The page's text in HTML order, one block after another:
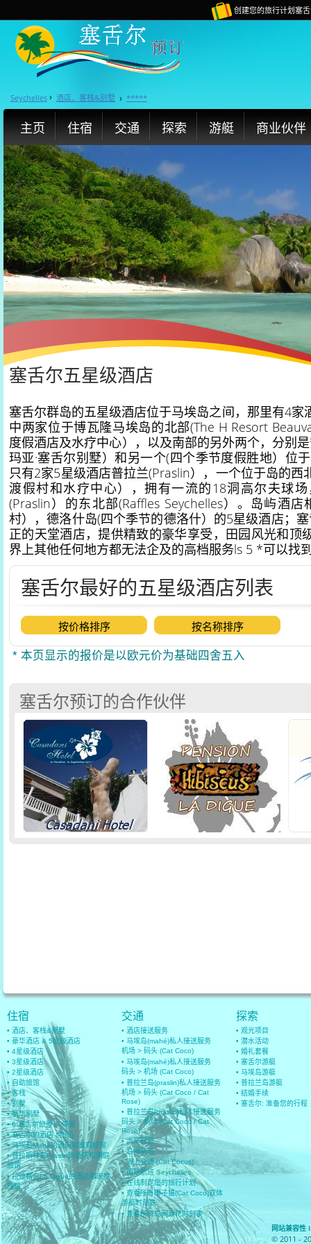
创建您的旅行计划塞
Seychelles › 酒店、客栈&别墅 › *****
主页 住宿 交通 探索 游艇 商业伙伴
塞舌尔五星级酒店
塞舌尔群岛的五星级酒店位于马埃岛之间，那里有4家
中两家位于博瓦隆马埃岛的北部(The H Resort
度假酒店及水疗中心），以及南部的另外两个，分别
玛亚·塞舌尔别墅）和另一个(四个季节度假胜地）位
只有2家5星级酒店普拉兰(Praslin），一个位于岛的西
渡假村和水疗中心），拥有一流的18洞高尔夫球
(Praslin）的东北部(Raffles Seychelles）。岛屿酒
村），德洛什岛(四个季节的德洛什）的5星级酒店；
正的天堂酒店，提供精致的豪华享受，田园风光和顶
界上其他任何地方都无法企及的高档服务ls 5 *可以找
塞舌尔最好的五星级酒店列表
按价格排序 按名称排序
* 本页显示的报价是以欧元价为基础四舍五入
塞舌尔预订的合作伙伴
住宿
• 酒店、客栈&别墅
• 豪华酒店 & 5星级酒店
• 4星级酒店
• 3星级酒店
• 2星级酒店
• 自助旅馆
• 客栈
• 别墅
• 豪华别墅
• 6 塞舌尔旅游 & 停留
• 塞舌尔的酒店 (地图)
• 马埃岛Mahe的酒店和家庭旅馆
• 普拉斯林岛Praslin的酒店和家庭
旅馆
• 拉迪格岛La Digue的酒店和家庭
旅馆
交通
• 酒店接送服务
• 马埃岛(mahé)私人接送服务
机场 > 码头 (Cat Coco)
• 马埃岛(mahé)私人接送服务
码头 > 机场 (Cat Coco)
• 普拉兰岛(praslin)私人接送服务
机场 > 码头 (Cat Coco / Cat
Rose)
• 普拉兰岛(praslin)私人接送服务
码头 > 机场 (Cat Coco / Cat
Rose)
• 汽车租赁
• 岛间航班
• 海上交通 (Cat Cocos)
• 国际航班 Seychelles
• 在线制定您的旅行计划
• 查看所有椰子猫(Cat Coco)双体
游艇时刻表
• 查看所有岛间渡轮时刻表
探索
• 观光项目
• 潜水活动
• 婚礼套餐
• 塞舌尔游艇
• 马埃岛游艇
• 普拉兰岛游艇
• 结婚手续
• 塞舌尔: 准备您的行程
网站兼容
© 2011 -